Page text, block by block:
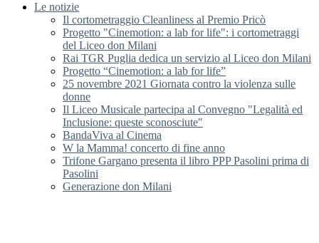
Le notizie
Il cortometraggio Cleanliness al Premio Pricò
Progetto "Cinemotion: a lab for life": i cortometraggi
del Liceo don Milani
Rai TGR Puglia dedica un servizio al Liceo don Milani
Progetto “Cinemotion: a lab for life”
25 novembre 2021 Giornata contro la violenza sulle
donne
Il Liceo Musicale partecipa al Convegno "Legalità ed
Inclusione: queste sconosciute"
BandaViva al Cinema
W la Mamma! concerto di fine anno
Trifone Gargano presenta il libro PPP Pasolini prima di
Pasolini
Generazione don Milani